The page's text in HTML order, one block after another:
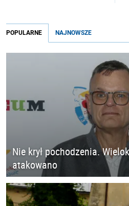
POPULARNE NAJNOWSZE
Nie krył pochodzenia.
atakowano